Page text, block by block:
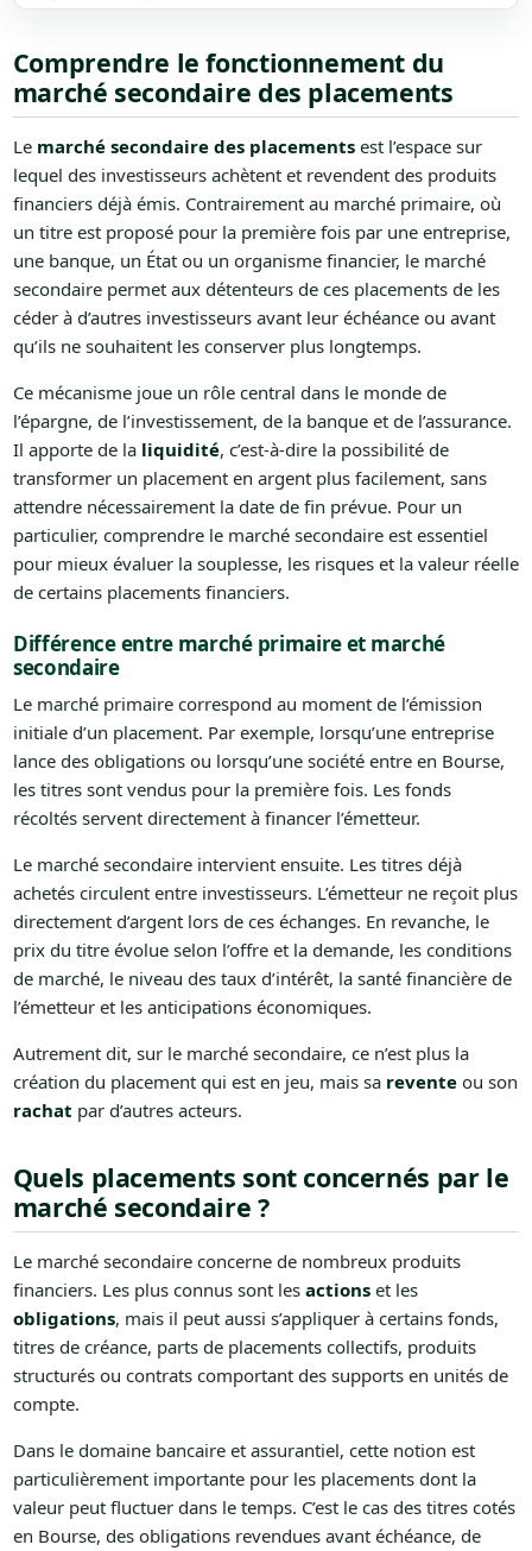
Comprendre le fonctionnement du
marché secondaire des placements
Le marché secondaire des placementsest l’espace sur
lequel des investisseurs achètent et revendent des produits
financiers déjà émis. Contrairement au marché primaire, où
un titre est proposé pour la première fois par une entreprise,
une banque, un État ou un organisme financier, le marché
secondaire permet aux détenteurs de ces placements de les
céder à d’autres investisseurs avant leur échéance ou avant
qu’ils ne souhaitent les conserver plus longtemps.
Ce mécanisme joue un rôle central dans le monde de
l’épargne, de l’investissement, de la banque et de l’assurance.
Il apporte de la liquidité, c’est-à-dire la possibilité de
transformer un placement en argent plus facilement, sans
attendre nécessairement la date de fin prévue. Pour un
particulier, comprendre le marché secondaire est essentiel
pour mieux évaluer la souplesse, les risques et la valeur réelle
de certains placements financiers.
Différence entre marché primaire et marché
secondaire
Le marché primaire correspond au moment de l’émission
initiale d’un placement. Par exemple, lorsqu’une entreprise
lance des obligations ou lorsqu’une société entre en Bourse,
les titres sont vendus pour la première fois. Les fonds
récoltés servent directement à financer l’émetteur.
Le marché secondaire intervient ensuite. Les titres déjà
achetés circulent entre investisseurs. L’émetteur ne reçoit plus
directement d’argent lors de ces échanges. En revanche, le
prix du titre évolue selon l’offre et la demande, les conditions
de marché, le niveau des taux d’intérêt, la santé financière de
l’émetteur et les anticipations économiques.
Autrement dit, sur le marché secondaire, ce n’est plus la
création du placement qui est en jeu, mais sa reventeou son
rachat par d’autres acteurs.
Quels placements sont concernés par le
marché secondaire ?
Le marché secondaire concerne de nombreux produits
financiers. Les plus connus sont les actionset les
obligations, mais il peut aussi s’appliquer à certains fonds,
titres de créance, parts de placements collectifs, produits
structurés ou contrats comportant des supports en unités de
compte.
Dans le domaine bancaire et assurantiel, cette notion est
particulièrement importante pour les placements dont la
valeur peut fluctuer dans le temps. C’est le cas des titres cotés
en Bourse, des obligations revendues avant échéance, de